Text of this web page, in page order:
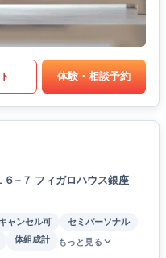
体験・相談予約
−７ フィガロハウス銀座
キャンセル可
セミパーソナル
体組成計 もっと見る